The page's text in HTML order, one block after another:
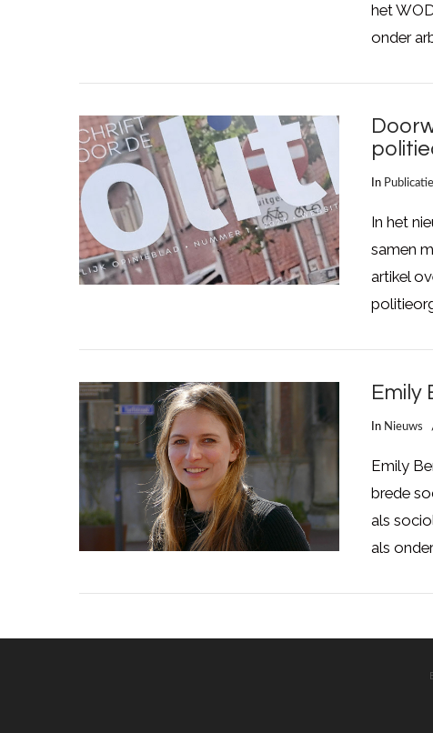
LEES MEER
het
onder
LEES MEER
In
In het
samen
artikel
Emily
In Nieuws
Emily
brede
als
als